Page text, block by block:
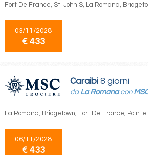
Fort De France, St. John S, La Romana,
03/11/2028
€ 433
Caraibi 8 giorni
da La Romanacon
La Romana, Bridgetown, Fort De France,
06/11/2028
€ 433